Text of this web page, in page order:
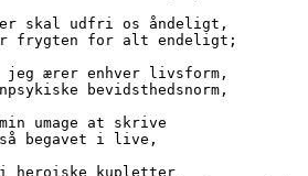
skal udfri os åndeligt,
for frygten for alt endeligt;
jeg ærer enhver livsform,
panpsykiske bevidsthedsnorm,
umage at skrive
så begavet i live,
heroiske kupletter